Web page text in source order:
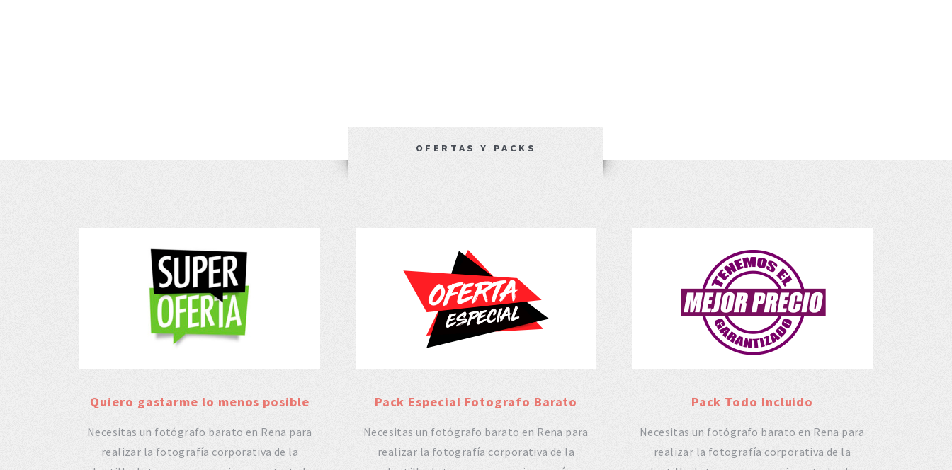
OFERTAS Y PACKS
Quiero gastarme lo menos posible
Necesitas un fotógrafo barato en Rena para
realizar la fotografía corporativa de la
Pack Especial Fotografo Barato
Necesitas un fotógrafo barato en Rena para
realizar la fotografía corporativa de la
Pack Todo Incluido
Necesitas un fotógrafo barato en Rena para
realizar la fotografía corporativa de la